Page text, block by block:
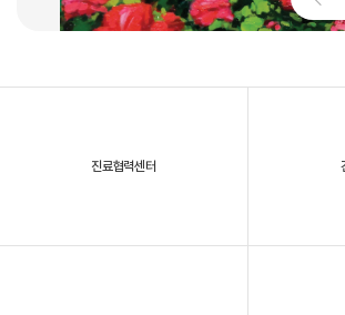
2025년, 대구파티마병원을 되돌아보다
대구파티마병원, 개원 70주년 기념 및 제11회 생명사
진료협력센터